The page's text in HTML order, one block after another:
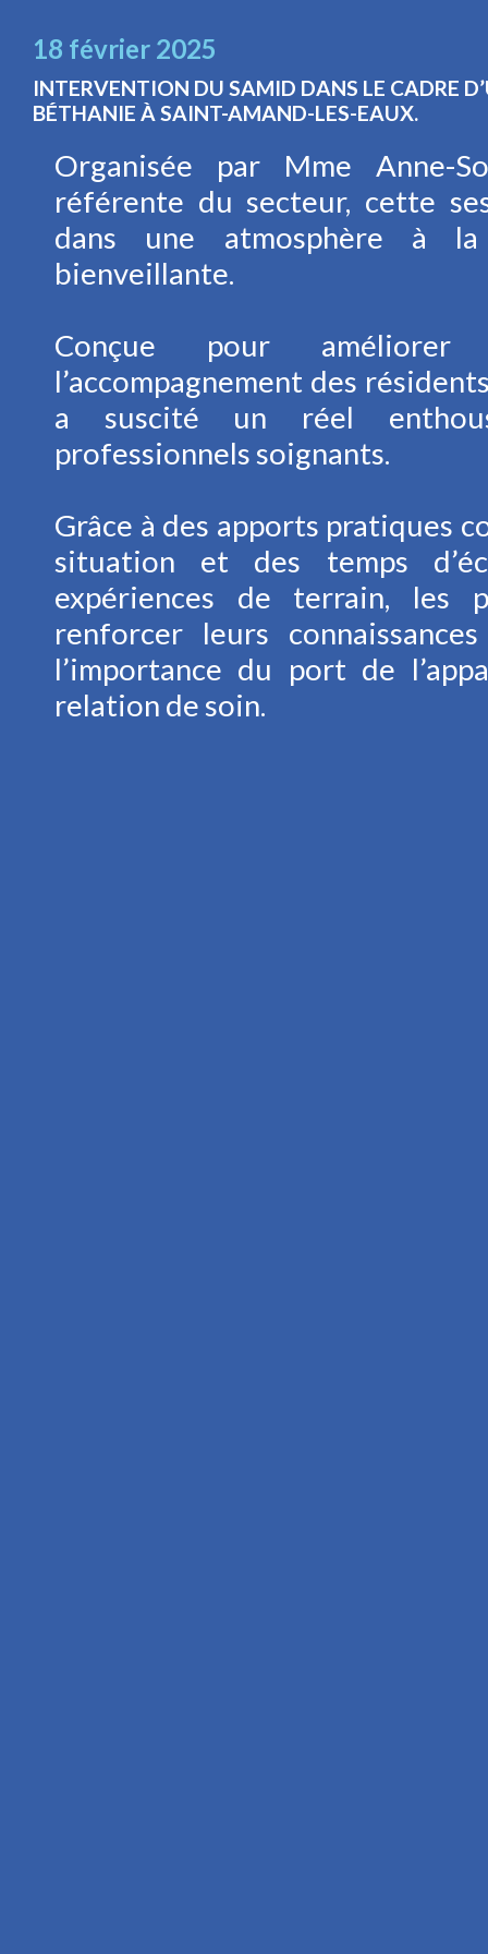
18 février 2025
INTERVENTION DU SAMID DANS LE CADRE
BÉTHANIE À SAINT-AMAND-LES-EAUX.
Organisée par Mme Anne-
référente du secteur, cette
dans une atmosphère à
bienveillante.
Conçue pour
l’accompagnement des
a suscité un réel
professionnels soignants.
Grâce à des apports pratiques
situation et des temps
expériences de terrain, les
renforcer leurs
l’importance du port de
relation de soin.